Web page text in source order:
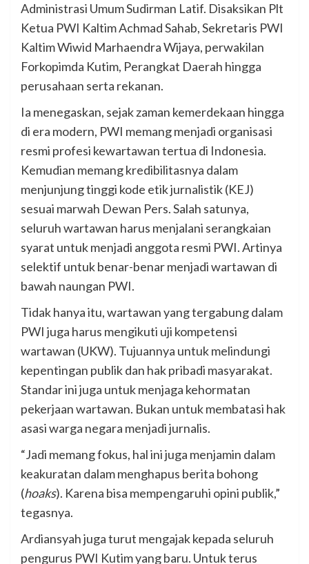
Administrasi Umum Sudirman Latif. Disaksikan Plt
Ketua PWI Kaltim Achmad Sahab, Sekretaris PWI
Kaltim Wiwid Marhaendra Wijaya, perwakilan
Forkopimda Kutim, Perangkat Daerah hingga
perusahaan serta rekanan.
Ia menegaskan, sejak zaman kemerdekaan hingga
di era modern, PWI memang menjadi organisasi
resmi profesi kewartawan tertua di Indonesia.
Kemudian memang kredibilitasnya dalam
menjunjung tinggi kode etik jurnalistik (KEJ)
sesuai marwah Dewan Pers. Salah satunya,
seluruh wartawan harus menjalani serangkaian
syarat untuk menjadi anggota resmi PWI. Artinya
selektif untuk benar-benar menjadi wartawan di
bawah naungan PWI.
Tidak hanya itu, wartawan yang tergabung dalam
PWI juga harus mengikuti uji kompetensi
wartawan (UKW). Tujuannya untuk melindungi
kepentingan publik dan hak pribadi masyarakat.
Standar ini juga untuk menjaga kehormatan
pekerjaan wartawan. Bukan untuk membatasi hak
asasi warga negara menjadi jurnalis.
“Jadi memang fokus, hal ini juga menjamin dalam
keakuratan dalam menghapus berita bohong
(hoaks). Karena bisa mempengaruhi opini publik,”
tegasnya.
Ardiansyah juga turut mengajak kepada seluruh
pengurus PWI Kutim yang baru. Untuk terus